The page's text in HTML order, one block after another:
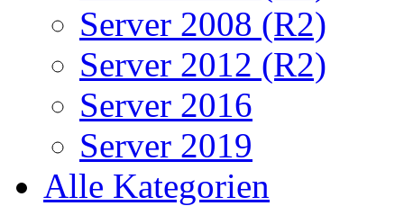
Server 2008 (R2)
Server 2012 (R2)
Server 2016
Server 2019
Alle Kategorien